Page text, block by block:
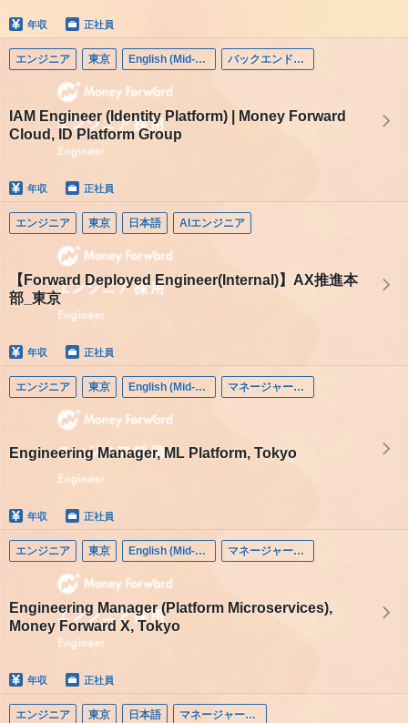
年収 正社員
エンジニア 東京 English (Mid-career) バックエンドエンジニア
IAM Engineer (Identity Platform) | Money Forward
Cloud, ID Platform Group
年収 正社員
エンジニア 東京 日本語 AIエンジニア
【Forward Deployed Engineer(Internal)】AX推進本
部_東京
年収 正社員
エンジニア 東京 English (Mid-career) マネージャー（エンジニア）
Engineering Manager, ML Platform, Tokyo
年収 正社員
エンジニア 東京 English (Mid-career) マネージャー（エンジニア）
Engineering Manager (Platform Microservices),
Money Forward X, Tokyo
年収 正社員
エンジニア 東京 日本語 マネージャー（エンジニア）